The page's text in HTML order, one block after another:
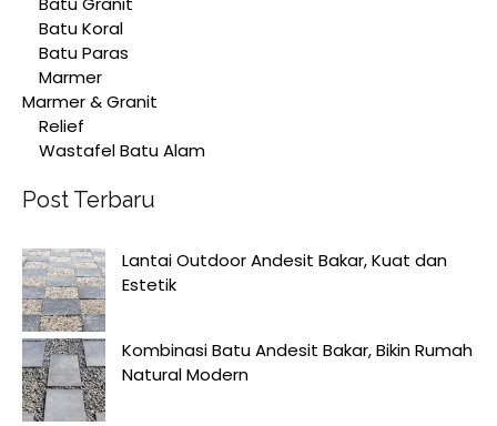
Batu Koral
Batu Paras
Marmer
Marmer & Granit
Relief
Wastafel Batu Alam
Post Terbaru
Lantai Outdoor Andesit Bakar, Kuat dan
Estetik
Kombinasi Batu Andesit Bakar, Bikin Rumah
Natural Modern